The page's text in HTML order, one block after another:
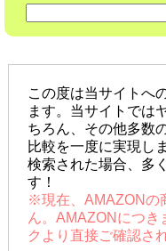
この度は当サイトへ
ます。当サイトでは
ちろん、その他多数
比較を一度に実現し
検索された場合、多
す！
※現在、AMAZONの
ん。AMAZONにつ
クより直接ご確認さ